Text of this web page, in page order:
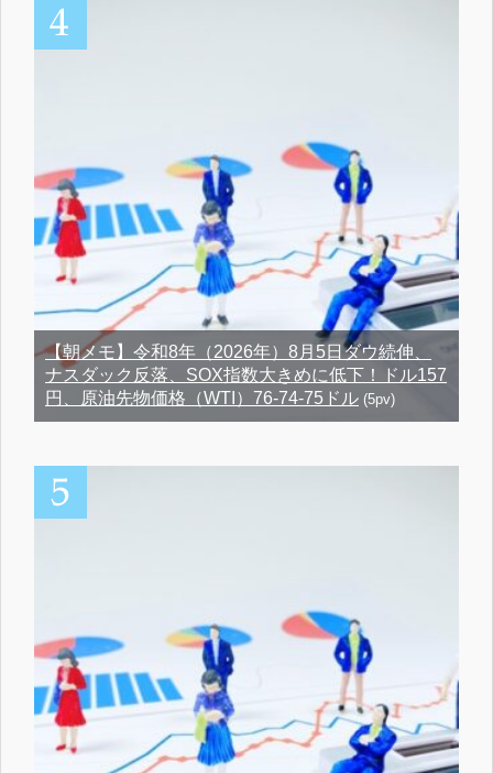
【朝メモ】令和8年（2026年）8月5日ダウ続伸、
ナスダック反落、SOX指数大きめに低下！ドル157
円、原油先物価格（WTI）76-74-75ドル (5pv)